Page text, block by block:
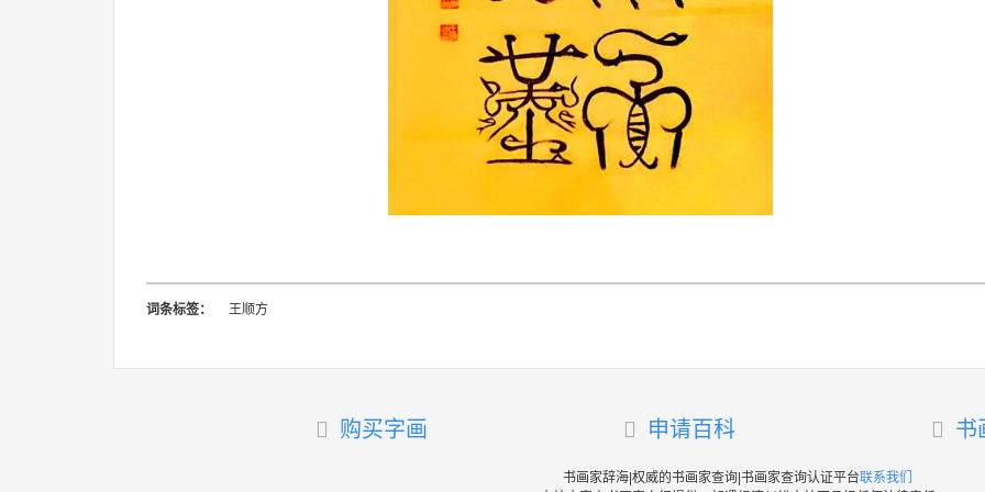
词条标签： 王顺方
购买字画 申请百科 书
书画家辞海|权威的书画家查询|书画家查询认证平台联系我们